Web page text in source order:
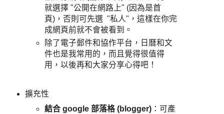
就選擇 "公開在網路上" (因為是首
頁)，否則可先選 "私人"，這樣在你完
成網頁前就不會被看到。
除了電子郵件和協作平台，日曆和文
件也是我常用的，而且覺得很值得
用，以後再和大家分享心得吧！
擴充性
結合 google 部落格 (blogger) ：可產